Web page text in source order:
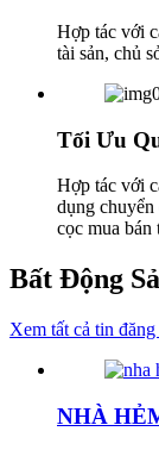
Hợp tác với
tài sản, chủ
Tối Ưu
Hợp tác với
dụng
cọc mua bán
Bất Động
Xem tất cả tin
NHÀ